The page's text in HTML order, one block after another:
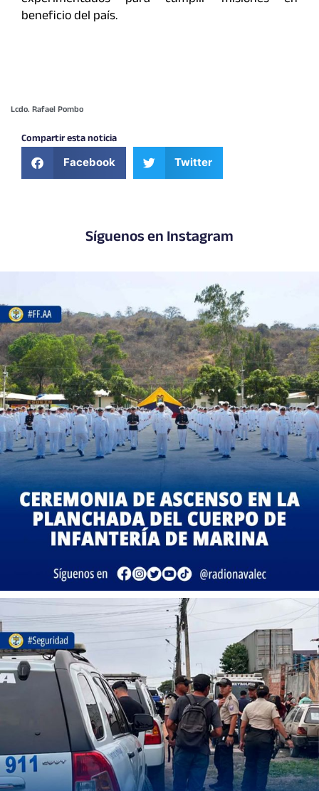
beneficio del país.
Lcdo. Rafael Pombo
Compartir esta noticia
Facebook Twitter
Síguenos en Instagram